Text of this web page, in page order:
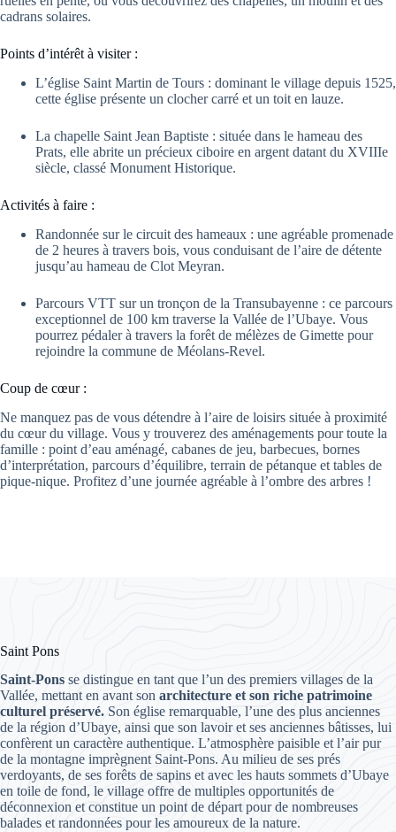
cadrans solaires.
Points d’intérêt à visiter :
L’église Saint Martin de Tours : dominant le village depuis 1525,
cette église présente un clocher carré et un toit en lauze.
La chapelle Saint Jean Baptiste : située dans le hameau des
Prats, elle abrite un précieux ciboire en argent datant du XVIIIe
siècle, classé Monument Historique.
Activités à faire :
Randonnée sur le circuit des hameaux : une agréable promenade
de 2 heures à travers bois, vous conduisant de l’aire de détente
jusqu’au hameau de Clot Meyran.
Parcours VTT sur un tronçon de la Transubayenne : ce parcours
exceptionnel de 100 km traverse la Vallée de l’Ubaye. Vous
pourrez pédaler à travers la forêt de mélèzes de Gimette pour
rejoindre la commune de Méolans-Revel.
Coup de cœur :
Ne manquez pas de vous détendre à l’aire de loisirs située à proximité
du cœur du village. Vous y trouverez des aménagements pour toute la
famille : point d’eau aménagé, cabanes de jeu, barbecues, bornes
d’interprétation, parcours d’équilibre, terrain de pétanque et tables de
pique-nique. Profitez d’une journée agréable à l’ombre des arbres !
Saint Pons
Saint-Pons se distingue en tant que l’un des premiers villages de la
Vallée, mettant en avant son architecture et son riche patrimoine
culturel préservé. Son église remarquable, l’une des plus anciennes
de la région d’Ubaye, ainsi que son lavoir et ses anciennes bâtisses, lui
confèrent un caractère authentique. L’atmosphère paisible et l’air pur
de la montagne imprègnent Saint-Pons. Au milieu de ses prés
verdoyants, de ses forêts de sapins et avec les hauts sommets d’Ubaye
en toile de fond, le village offre de multiples opportunités de
déconnexion et constitue un point de départ pour de nombreuses
balades et randonnées pour les amoureux de la nature.